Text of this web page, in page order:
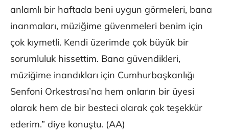
anlamlı bir haftada beni uygun görmeleri, bana
inanmaları, müziğime güvenmeleri benim için
çok kıymetli. Kendi üzerimde çok büyük bir
sorumluluk hissettim. Bana güvendikleri,
müziğime inandıkları için Cumhurbaşkanlığı
Senfoni Orkestrası’na hem onların bir üyesi
olarak hem de bir besteci olarak çok teşekkür
ederim.” diye konuştu. (AA)